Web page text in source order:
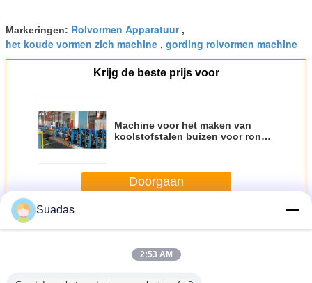
Markeringen: Rolvormen Apparatuur,
het koude vormen zich machine , gording rolvormen machine
Krijg de beste prijs voor
Machine voor het maken van
koolstofstalen buizen voor ronde
Doorgaan
Meer
Suadas
2:53 AM